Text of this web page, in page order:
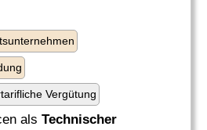
Vergütung
als Technischer